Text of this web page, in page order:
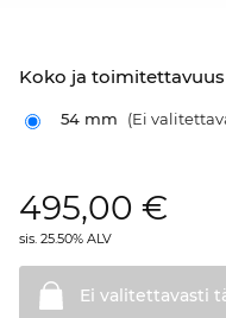
Koko ja toimitettavuus
54 mm (Ei
495,00 €
sis. 25.50% ALV
Ei valitettavasti